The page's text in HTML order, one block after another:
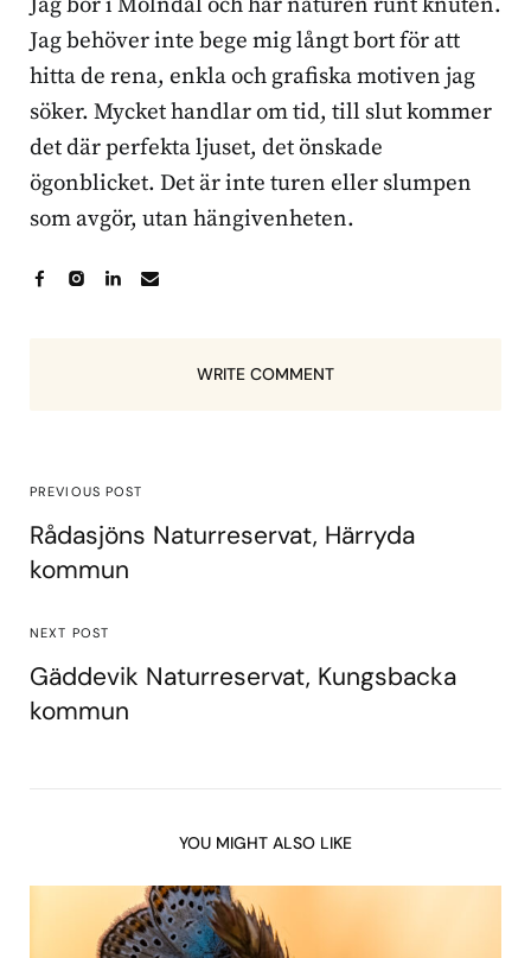
Jag bor i Mölndal och har naturen runt knuten.
Jag behöver inte bege mig långt bort för att
hitta de rena, enkla och grafiska motiven jag
söker. Mycket handlar om tid, till slut kommer
det där perfekta ljuset, det önskade
ögonblicket. Det är inte turen eller slumpen
som avgör, utan hängivenheten.
WRITE COMMENT
PREVIOUS POST
Rådasjöns Naturreservat, Härryda
kommun
NEXT POST
Gäddevik Naturreservat, Kungsbacka
kommun
YOU MIGHT ALSO LIKE